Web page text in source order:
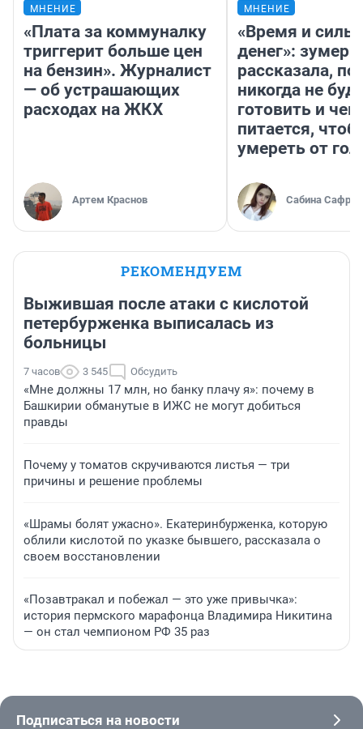
МНЕНИЕ
«Плата за коммуналку
триггерит больше цен
на бензин». Журналист
— об устрашающих
расходах на ЖКХ
Артем Краснов
МНЕНИЕ
«Время и
денег»:
рассказала,
никогда не
готовить и чем
питается,
умереть от
Сабина
РЕКОМЕНДУЕМ
Выжившая после атаки с кислотой
петербурженка выписалась из
больницы
7 часов 3 545 Обсудить
«Мне должны 17 млн, но банку плачу я»: почему в
Башкирии обманутые в ИЖС не могут добиться
правды
Почему у томатов скручиваются листья — три
причины и решение проблемы
«Шрамы болят ужасно». Екатеринбурженка, которую
облили кислотой по указке бывшего, рассказала о
своем восстановлении
«Позавтракал и побежал — это уже привычка»:
история пермского марафонца Владимира Никитина
— он стал чемпионом РФ 35 раз
Подписаться на новости